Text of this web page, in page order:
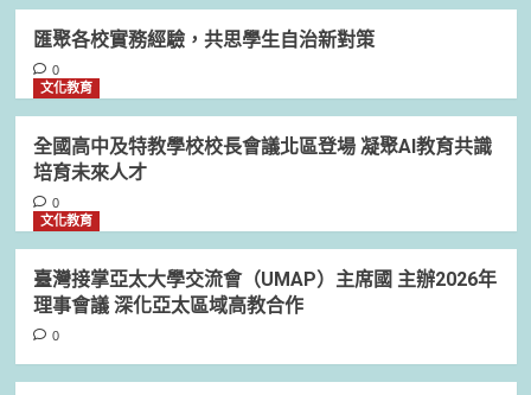
匯聚各校實務經驗，共思學生自治新對策
0
文化教育
全國高中及特教學校校長會議北區登場 凝聚AI教育共識
培育未來人才
0
文化教育
臺灣接掌亞太大學交流會（UMAP）主席國 主辦2026年
理事會議 深化亞太區域高教合作
0